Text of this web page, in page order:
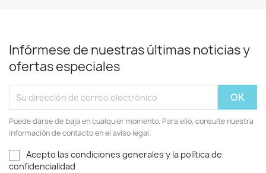
Infórmese de nuestras últimas noticias y
ofertas especiales
Puede darse de baja en cualquier momento. Para ello, consulte nuestra
información de contacto en el aviso legal.
Acepto las condiciones generales y la política de
confidencialidad